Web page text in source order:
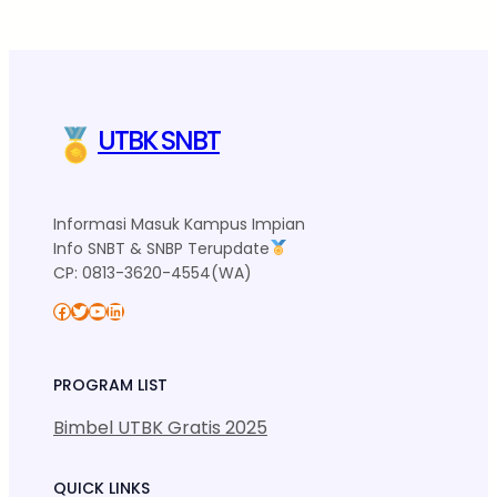
UTBK SNBT
Informasi Masuk Kampus Impian
Info SNBT & SNBP Terupdate
CP: 0813-3620-4554(WA)
Facebook Twitter YouTube LinkedIn
PROGRAM LIST
Bimbel UTBK Gratis 2025
QUICK LINKS